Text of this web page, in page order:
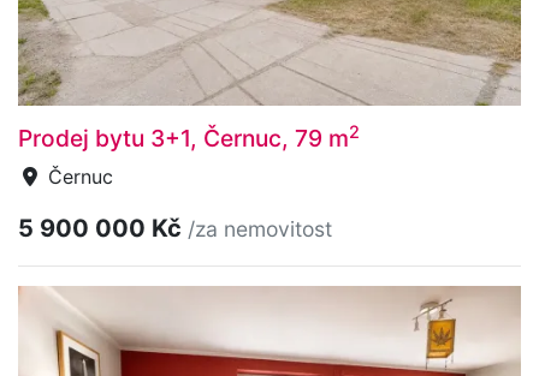
Prodej bytu 3+1, Černuc, 79 m2
Černuc
5 900 000 Kč /za nemovitost